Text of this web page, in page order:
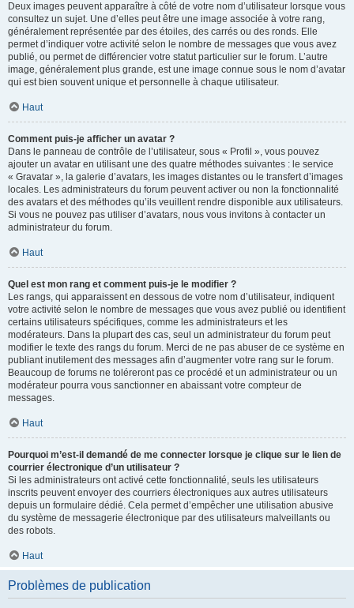
Deux images peuvent apparaître à côté de votre nom d’utilisateur lorsque vous
consultez un sujet. Une d’elles peut être une image associée à votre rang,
généralement représentée par des étoiles, des carrés ou des ronds. Elle
permet d’indiquer votre activité selon le nombre de messages que vous avez
publié, ou permet de différencier votre statut particulier sur le forum. L’autre
image, généralement plus grande, est une image connue sous le nom d’avatar
qui est bien souvent unique et personnelle à chaque utilisateur.
Haut
Comment puis-je afficher un avatar ?
Dans le panneau de contrôle de l’utilisateur, sous « Profil », vous pouvez
ajouter un avatar en utilisant une des quatre méthodes suivantes : le service
« Gravatar », la galerie d’avatars, les images distantes ou le transfert d’images
locales. Les administrateurs du forum peuvent activer ou non la fonctionnalité
des avatars et des méthodes qu’ils veuillent rendre disponible aux utilisateurs.
Si vous ne pouvez pas utiliser d’avatars, nous vous invitons à contacter un
administrateur du forum.
Haut
Quel est mon rang et comment puis-je le modifier ?
Les rangs, qui apparaissent en dessous de votre nom d’utilisateur, indiquent
votre activité selon le nombre de messages que vous avez publié ou identifient
certains utilisateurs spécifiques, comme les administrateurs et les
modérateurs. Dans la plupart des cas, seul un administrateur du forum peut
modifier le texte des rangs du forum. Merci de ne pas abuser de ce système en
publiant inutilement des messages afin d’augmenter votre rang sur le forum.
Beaucoup de forums ne toléreront pas ce procédé et un administrateur ou un
modérateur pourra vous sanctionner en abaissant votre compteur de
messages.
Haut
Pourquoi m’est-il demandé de me connecter lorsque je clique sur le lien de
courrier électronique d’un utilisateur ?
Si les administrateurs ont activé cette fonctionnalité, seuls les utilisateurs
inscrits peuvent envoyer des courriers électroniques aux autres utilisateurs
depuis un formulaire dédié. Cela permet d’empêcher une utilisation abusive
du système de messagerie électronique par des utilisateurs malveillants ou
des robots.
Haut
Problèmes de publication